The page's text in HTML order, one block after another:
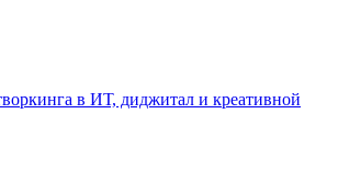
в ИТ, диджитал и креативной